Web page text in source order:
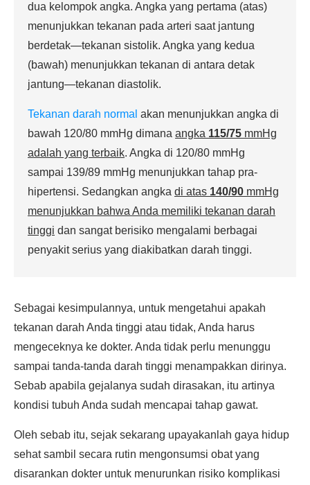
dua kelompok angka. Angka yang pertama (atas)
menunjukkan tekanan pada arteri saat jantung
berdetak—tekanan sistolik. Angka yang kedua
(bawah) menunjukkan tekanan di antara detak
jantung—tekanan diastolik.
Tekanan darah normal akan menunjukkan angka di
bawah 120/80 mmHg dimana angka 115/75 mmHg
adalah yang terbaik. Angka di 120/80 mmHg
sampai 139/89 mmHg menunjukkan tahap pra-
hipertensi. Sedangkan angka di atas 140/90 mmHg
menunjukkan bahwa Anda memiliki tekanan darah
tinggi dan sangat berisiko mengalami berbagai
penyakit serius yang diakibatkan darah tinggi.
Sebagai kesimpulannya, untuk mengetahui apakah
tekanan darah Anda tinggi atau tidak, Anda harus
mengeceknya ke dokter. Anda tidak perlu menunggu
sampai tanda-tanda darah tinggi menampakkan dirinya.
Sebab apabila gejalanya sudah dirasakan, itu artinya
kondisi tubuh Anda sudah mencapai tahap gawat.
Oleh sebab itu, sejak sekarang upayakanlah gaya hidup
sehat sambil secara rutin mengonsumsi obat yang
disarankan dokter untuk menurunkan risiko komplikasi